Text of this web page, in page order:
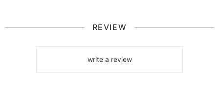
REVIEW
write a review